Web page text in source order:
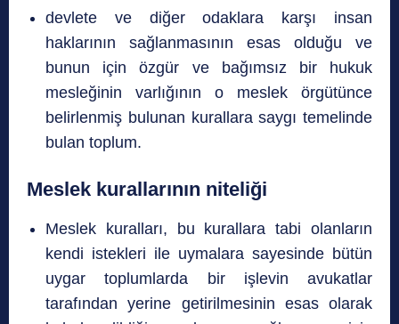
devlete ve diğer odaklara karşı insan
haklarının sağlanmasının esas olduğu ve
bunun için özgür ve bağımsız bir hukuk
mesleğinin varlığının o meslek örgütünce
belirlenmiş bulunan kurallara saygı temelinde
bulan toplum.
Meslek kurallarının niteliği
Meslek kuralları, bu kurallara tabi olanların
kendi istekleri ile uymalara sayesinde bütün
uygar toplumlarda bir işlevin avukatlar
tarafından yerine getirilmesinin esas olarak